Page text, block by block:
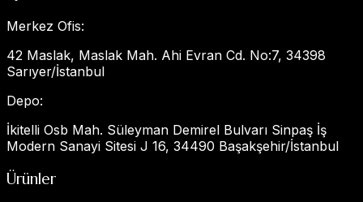
Merkez Ofis:
42 Maslak, Maslak Mah. Ahi Evran Cd. No:7, 34398
Sarıyer/İstanbul
Depo:
İkitelli Osb Mah. Süleyman Demirel Bulvarı Sinpaş İş
Modern Sanayi Sitesi J 16, 34490 Başakşehir/İstanbul
Ürünler